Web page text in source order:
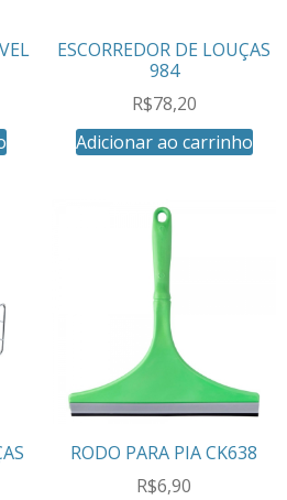
ESCORREDOR DE LOUÇAS
984
R$78,20
Adicionar ao carrinho
RODO PARA PIA CK638
R$6,90